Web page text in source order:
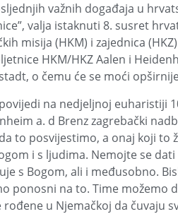
važnih događaja u
valja istaknuti 8. susret
misija (HKM) i zajednica
HKM/HKZ Aalen i
o čemu će se moći
na nedjeljnoj euharistiji
a. d Brenz zagrebački
to posvijestimo, a onaj koji to
i s ljudima. Nemojte se dati
s Bogom, ali i međusobno.
ponosni na to. Time možemo
rođene u Njemačkoj da čuvaju